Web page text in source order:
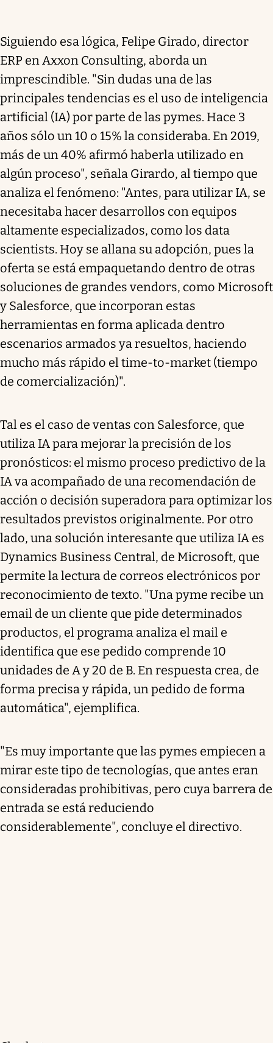
Siguiendo esa lógica, Felipe Girado, director
ERP en Axxon Consulting, aborda un
imprescindible. "Sin dudas una de las
principales tendencias es el uso de inteligencia
artificial (IA) por parte de las pymes. Hace 3
años sólo un 10 o 15% la consideraba. En 2019,
más de un 40% afirmó haberla utilizado en
algún proceso", señala Girardo, al tiempo que
analiza el fenómeno: "Antes, para utilizar IA, se
necesitaba hacer desarrollos con equipos
altamente especializados, como los data
scientists. Hoy se allana su adopción, pues la
oferta se está empaquetando dentro de otras
soluciones de grandes vendors, como Microsoft
y Salesforce, que incorporan estas
herramientas en forma aplicada dentro
escenarios armados ya resueltos, haciendo
mucho más rápido el time-to-market (tiempo
de comercialización)".
Tal es el caso de ventas con Salesforce, que
utiliza IA para mejorar la precisión de los
pronósticos: el mismo proceso predictivo de la
IA va acompañado de una recomendación de
acción o decisión superadora para optimizar los
resultados previstos originalmente. Por otro
lado, una solución interesante que utiliza IA es
Dynamics Business Central, de Microsoft, que
permite la lectura de correos electrónicos por
reconocimiento de texto. "Una pyme recibe un
email de un cliente que pide determinados
productos, el programa analiza el mail e
identifica que ese pedido comprende 10
unidades de A y 20 de B. En respuesta crea, de
forma precisa y rápida, un pedido de forma
automática", ejemplifica.
"Es muy importante que las pymes empiecen a
mirar este tipo de tecnologías, que antes eran
consideradas prohibitivas, pero cuya barrera de
entrada se está reduciendo
considerablemente", concluye el directivo.